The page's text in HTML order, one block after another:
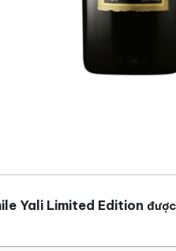
Yali Limited Edition